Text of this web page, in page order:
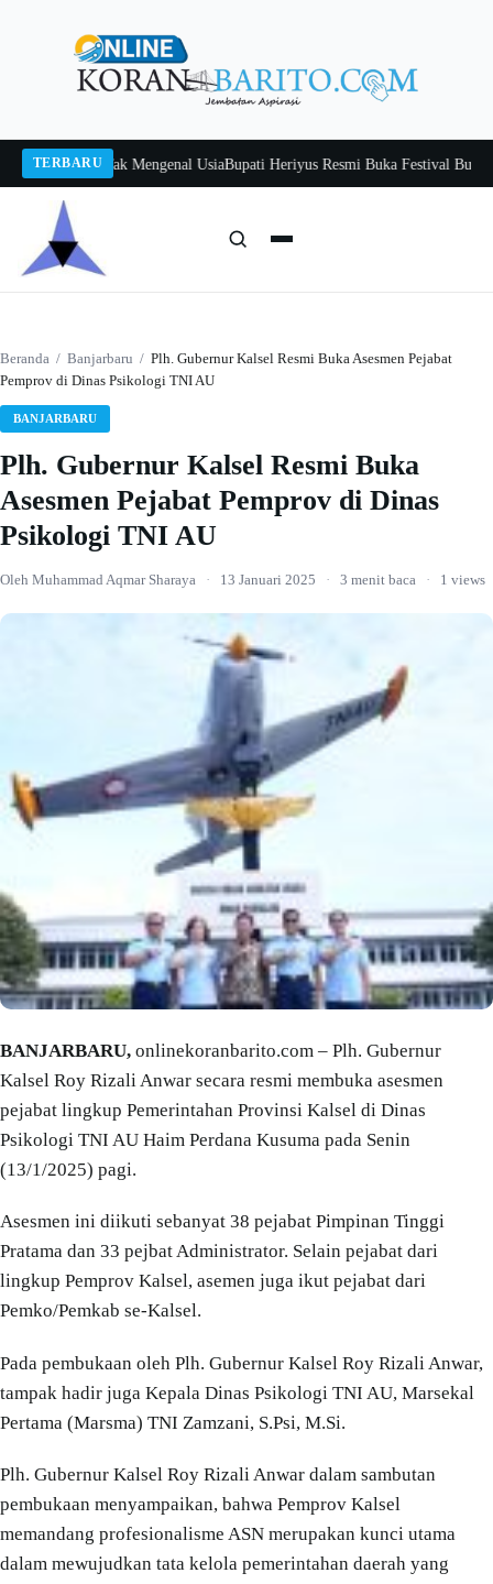
TERBARU
Belajar Tak Mengenal UsiaBupati Heriyus Resmi Buka Festival Budaya
Beranda / Banjarbaru / Plh. Gubernur Kalsel Resmi Buka Asesmen Pejabat
Pemprov di Dinas Psikologi TNI AU
BANJARBARU
Plh. Gubernur Kalsel Resmi Buka
Asesmen Pejabat Pemprov di Dinas
Psikologi TNI AU
Oleh Muhammad Aqmar Sharaya · 13 Januari 2025 · 3 menit baca · 1 views
BANJARBARU, onlinekoranbarito.com – Plh. Gubernur
Kalsel Roy Rizali Anwar secara resmi membuka asesmen
pejabat lingkup Pemerintahan Provinsi Kalsel di Dinas
Psikologi TNI AU Haim Perdana Kusuma pada Senin
(13/1/2025) pagi.
Asesmen ini diikuti sebanyat 38 pejabat Pimpinan Tinggi
Pratama dan 33 pejbat Administrator. Selain pejabat dari
lingkup Pemprov Kalsel, asemen juga ikut pejabat dari
Pemko/Pemkab se-Kalsel.
Pada pembukaan oleh Plh. Gubernur Kalsel Roy Rizali Anwar,
tampak hadir juga Kepala Dinas Psikologi TNI AU, Marsekal
Pertama (Marsma) TNI Zamzani, S.Psi, M.Si.
Plh. Gubernur Kalsel Roy Rizali Anwar dalam sambutan
pembukaan menyampaikan, bahwa Pemprov Kalsel
memandang profesionalisme ASN merupakan kunci utama
dalam mewujudkan tata kelola pemerintahan daerah yang